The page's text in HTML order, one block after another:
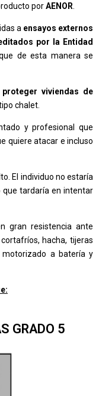
porAENOR
a ensayos externos
por la Entidad
de esta manera se
viviendas de
chalet.
y profesional que
quiere atacar e incluso
El individuo no estaría
que tardaría en intentar
gran resistencia ante
hacha, tijeras
motorizado a batería y
GRADO 5